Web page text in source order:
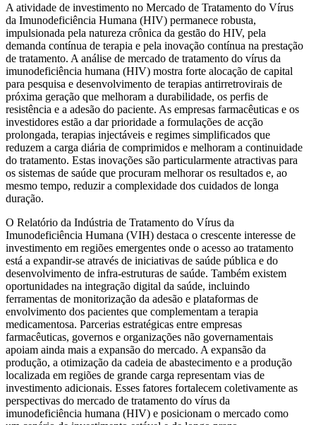
A atividade de investimento no Mercado de Tratamento do Vírus
da Imunodeficiência Humana (HIV) permanece robusta,
impulsionada pela natureza crônica da gestão do HIV, pela
demanda contínua de terapia e pela inovação contínua na prestação
de tratamento. A análise de mercado de tratamento do vírus da
imunodeficiência humana (HIV) mostra forte alocação de capital
para pesquisa e desenvolvimento de terapias antirretrovirais de
próxima geração que melhoram a durabilidade, os perfis de
resistência e a adesão do paciente. As empresas farmacêuticas e os
investidores estão a dar prioridade a formulações de acção
prolongada, terapias injectáveis ​​e regimes simplificados que
reduzem a carga diária de comprimidos e melhoram a continuidade
do tratamento. Estas inovações são particularmente atractivas para
os sistemas de saúde que procuram melhorar os resultados e, ao
mesmo tempo, reduzir a complexidade dos cuidados de longa
duração.
O Relatório da Indústria de Tratamento do Vírus da
Imunodeficiência Humana (VIH) destaca o crescente interesse de
investimento em regiões emergentes onde o acesso ao tratamento
está a expandir-se através de iniciativas de saúde pública e do
desenvolvimento de infra-estruturas de saúde. Também existem
oportunidades na integração digital da saúde, incluindo
ferramentas de monitorização da adesão e plataformas de
envolvimento dos pacientes que complementam a terapia
medicamentosa. Parcerias estratégicas entre empresas
farmacêuticas, governos e organizações não governamentais
apoiam ainda mais a expansão do mercado. A expansão da
produção, a otimização da cadeia de abastecimento e a produção
localizada em regiões de grande carga representam vias de
investimento adicionais. Esses fatores fortalecem coletivamente as
perspectivas do mercado de tratamento do vírus da
imunodeficiência humana (HIV) e posicionam o mercado como